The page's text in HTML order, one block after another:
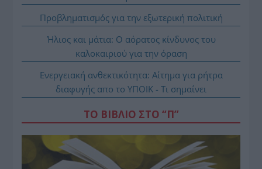
Προβληματισμός για την εξωτερική πολιτική
Ήλιος και μάτια: Ο αόρατος κίνδυνος του
καλοκαιριού για την όραση
Ενεργειακή ανθεκτικότητα: Αίτημα για ρήτρα
διαφυγής απο το ΥΠΟΙΚ - Τι σημαίνει
ΤΟ ΒΙΒΛΙΟ ΣΤΟ “Π”